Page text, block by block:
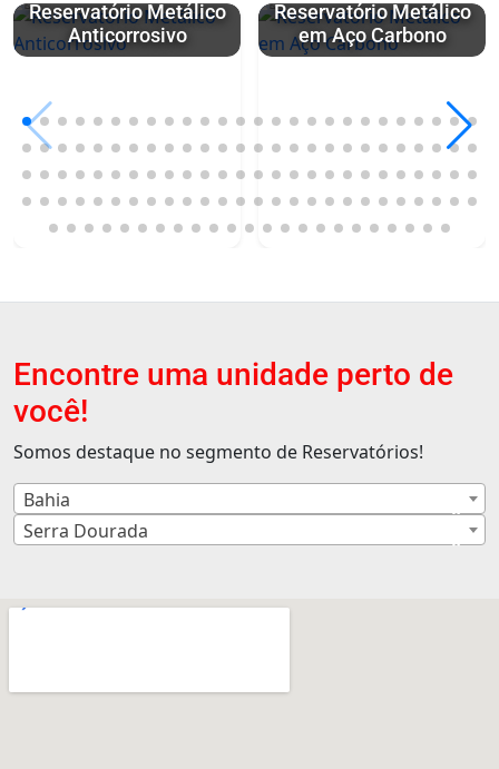
Reservatório Metálico
Anticorrosivo
Reservatório Metálico
em Aço Carbono
Encontre uma unidade perto de
você!
Somos destaque no segmento de Reservatórios!
×
Bahia
×
Serra Dourada